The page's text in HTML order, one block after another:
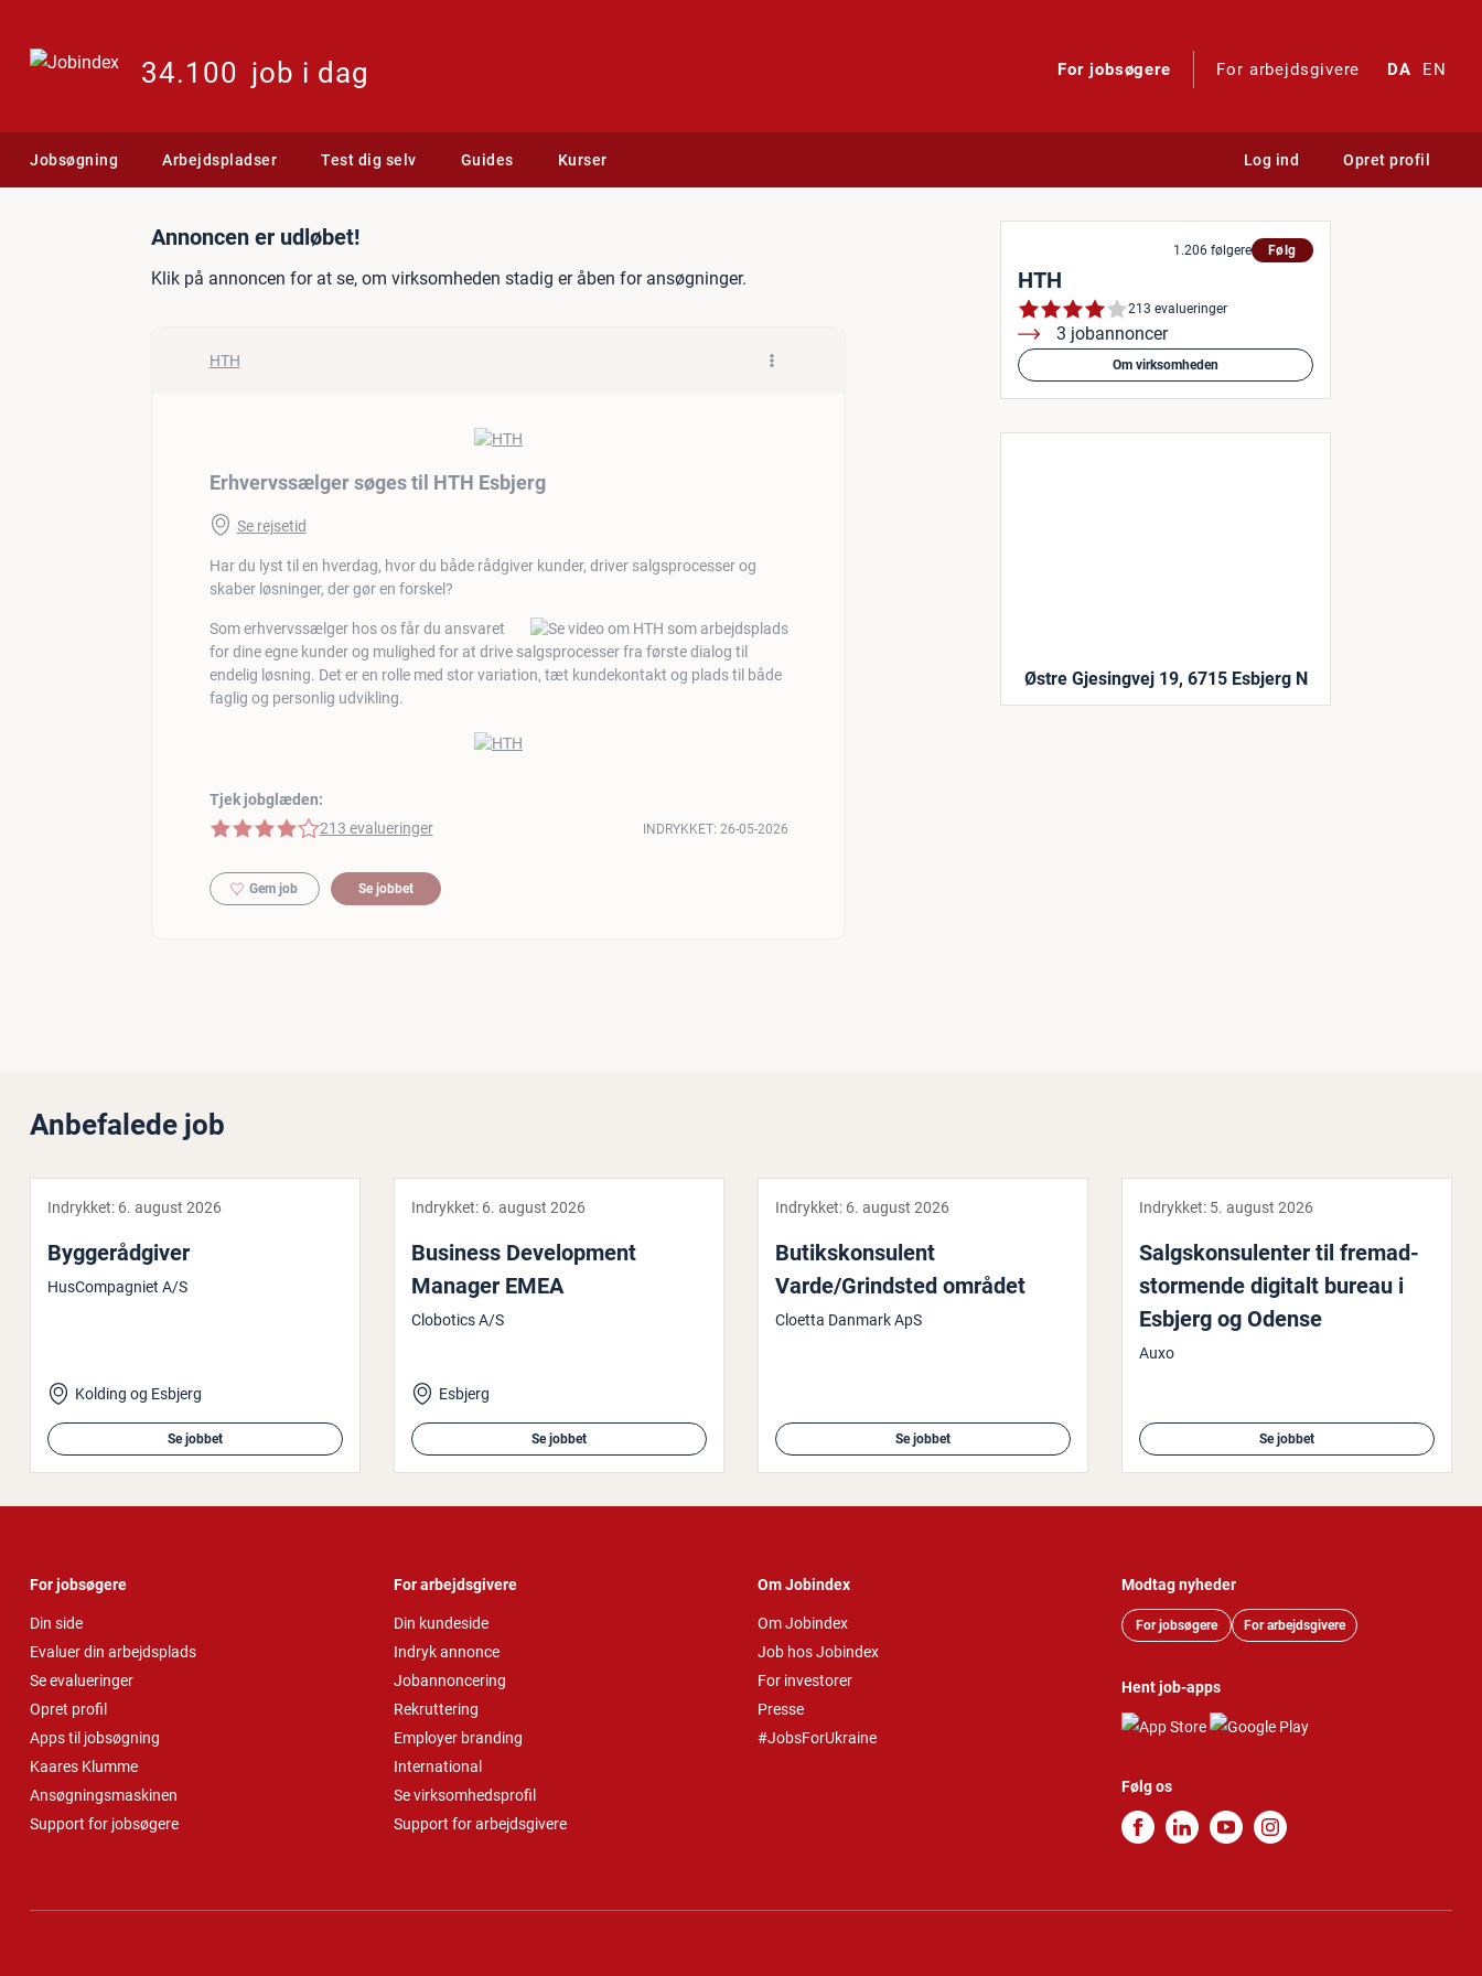
34.100 job i dag For jobsøgere For arbejdsgivere DA EN
Jobsøgning Arbejdspladser Test dig selv Guides Kurser Log ind Opret profil
Jobannonce: Erhvervssælger søges til HTH Esbjerg
Annoncen er udløbet!
Klik på annoncen for at se, om virksomheden stadig er åben for ansøgninger.
HTH
Erhvervssælger søges til HTH Esbjerg
Se rejsetid
Har du lyst til en hverdag, hvor du både rådgiver kunder, driver salgsprocesser og
skaber løsninger, der gør en forskel?
Som erhvervssælger hos os får du ansvaret
for dine egne kunder og mulighed for at drive salgsprocesser fra første dialog til
endelig løsning. Det er en rolle med stor variation, tæt kundekontakt og plads til både
faglig og personlig udvikling.
Tjek jobglæden:
4 af 5 stjerner
213 evalueringer INDRYKKET: 26-05-2026
Gem job Se jobbet
1.206 følgere Følg
HTH
213 evalueringer
3 jobannoncer
Om virksomheden
Østre Gjesingvej 19, 6715 Esbjerg N
Anbefalede job
Indrykket: 6. august 2026
Byg­ge­rå­d­gi­ver
HusCompagniet A/S
Kolding og Esbjerg
Se jobbet
Indrykket: 6. august 2026
Business De­ve­l­op­ment
Manager EMEA
Clobotics A/S
Esbjerg
Se jobbet
Indrykket: 6. august 2026
Bu­tiks­kon­su­lent
Varde/Grindsted området
Cloetta Danmark ApS
Se jobbet
Indrykket: 5. august 2026
Salgs­kon­su­len­ter til fremad­
stormen­de digitalt bureau i
Esbjerg og Odense
Auxo
Se jobbet
For jobsøgere
Din side
Evaluer din arbejdsplads
Se evalueringer
Opret profil
Apps til jobsøgning
Kaares Klumme
Ansøgningsmaskinen
Support for jobsøgere
For arbejdsgivere
Din kundeside
Indryk annonce
Jobannoncering
Rekruttering
Employer branding
International
Se virksomhedsprofil
Support for arbejdsgivere
Om Jobindex
Om Jobindex
Job hos Jobindex
For investorer
Presse
#JobsForUkraine
Modtag nyheder
For jobsøgere For arbejdsgivere
Hent job-apps
Følg os